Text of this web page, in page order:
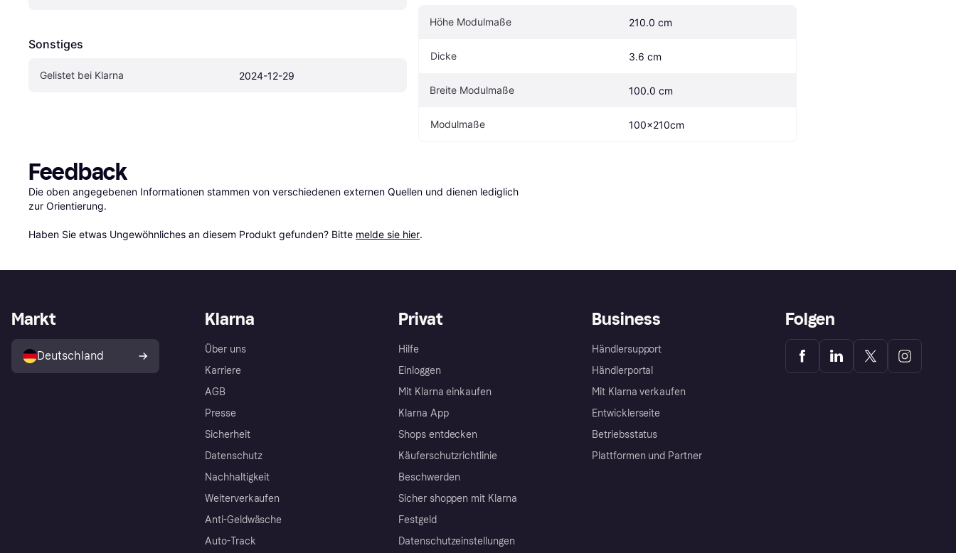
Sonstiges
Gelistet bei Klarna 2024-12-29
Höhe Modulmaße 210.0 cm
Dicke 3.6 cm
Breite Modulmaße 100.0 cm
Modulmaße 100x210cm
Feedback
Die oben angegebenen Informationen stammen von verschiedenen externen Quellen und dienen lediglich
zur Orientierung.
Haben Sie etwas Ungewöhnliches an diesem Produkt gefunden? Bitte melde sie hier.
Klarna
Über uns
Karriere
AGB
Presse
Sicherheit
Datenschutz
Nachhaltigkeit
Weiterverkaufen
Anti-Geldwäsche
Auto-Track
Privat
Hilfe
Einloggen
Mit Klarna einkaufen
Klarna App
Shops entdecken
Käuferschutzrichtlinie
Beschwerden
Sicher shoppen mit Klarna
Festgeld
Datenschutzeinstellungen
Business
Händlersupport
Händlerportal
Mit Klarna verkaufen
Entwicklerseite
Betriebsstatus
Plattformen und Partner
Markt
Deutschland
Folgen